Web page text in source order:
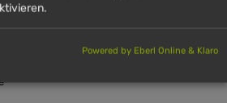
Powered by Eberl Online & Klaro